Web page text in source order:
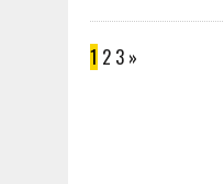
1 2 3 »